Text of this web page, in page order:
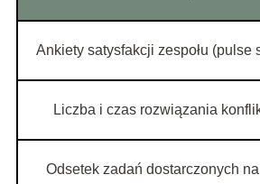
Ankiety satysfakcji zespołu (pulse
Liczba i czas rozwiązania
Odsetek zadań dostarczonych